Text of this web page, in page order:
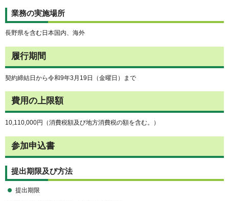
業務の実施場所
長野県を含む日本国内、海外
履行期間
契約締結日から令和9年3月19日（金曜日）まで
費用の上限額
10,110,000円（消費税額及び地方消費税の額を含む。）
参加申込書
提出期限及び方法
提出期限